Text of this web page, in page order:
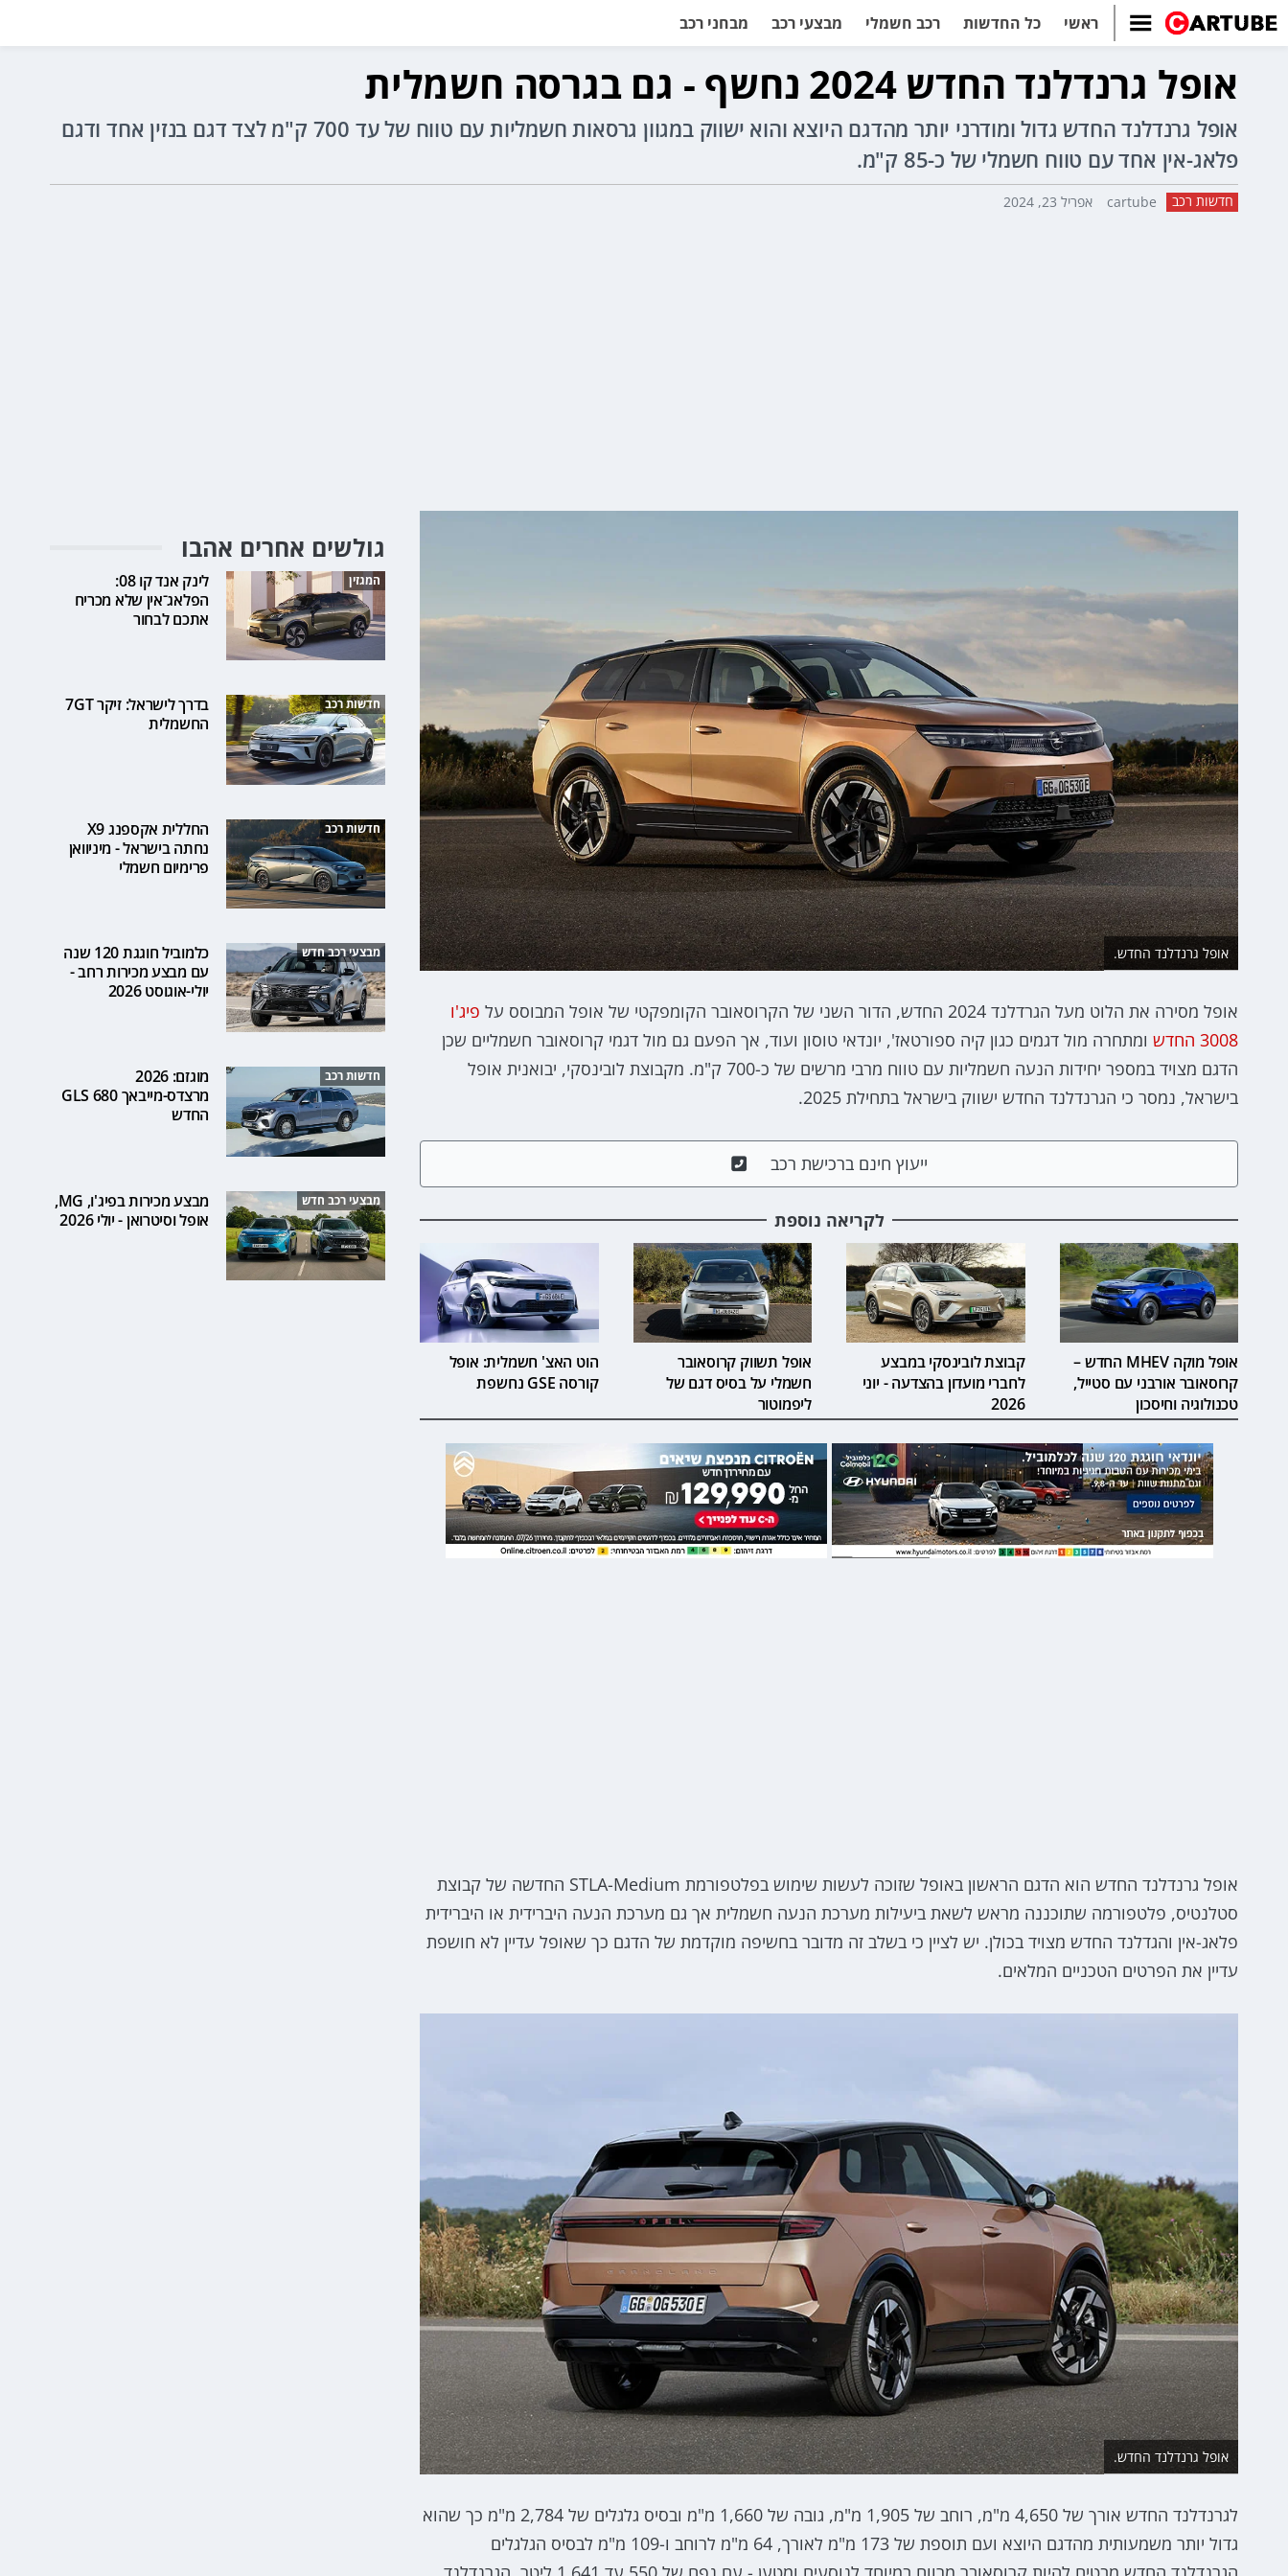
ראשי כל החדשות רכב חשמלי מבצעי רכב מבחני רכב
אופל גרנדלנד החדש 2024 נחשף - גם בגרסה חשמלית
אופל גרנדלנד החדש גדול ומודרני יותר מהדגם היוצא והוא ישווק במגוון גרסאות חשמליות עם טווח של עד 700 ק"מ לצד דגם בנזין אחד ודגם
פלאג-אין אחד עם טווח חשמלי של כ-85 ק"מ.
חדשות רכב cartube אפריל 23, 2024
אופל גרנדלנד החדש.
אופל מסירה את הלוט מעל הגרדלנד 2024 החדש, הדור השני של הקרוסאובר הקומפקטי של אופל המבוסס על
פיג'ו
3008 החדש
ומתחרה מול דגמים כגון קיה ספורטאז', יונדאי טוסון ועוד, אך הפעם גם מול דגמי קרוסאובר חשמליים שכן
הדגם מצויד במספר יחידות הנעה חשמליות עם טווח מרבי מרשים של כ-700 ק"מ. מקבוצת לובינסקי, יבואנית אופל
בישראל, נמסר כי הגרנדלנד החדש ישווק בישראל בתחילת 2025.
ייעוץ חינם ברכישת רכב
לקריאה נוספת
אופל מוקה MHEV החדש –
קרוסאובר אורבני עם סטייל,
טכנולוגיה וחיסכון
קבוצת לובינסקי במבצע
לחברי מועדון בהצדעה - יוני
2026
אופל תשווק קרוסאובר
חשמלי על בסיס דגם של
ליפמוטור
הוט האצ' חשמלית: אופל
קורסה GSE נחשפת
אופל גרנדלנד החדש הוא הדגם הראשון באופל שזוכה לעשות שימוש בפלטפורמת STLA-Medium החדשה של קבוצת
סטלנטיס, פלטפורמה שתוכננה מראש לשאת ביעילות מערכת הנעה חשמלית אך גם מערכת הנעה היברידית או היברידית
פלאג-אין והגדלנד החדש מצויד בכולן. יש לציין כי בשלב זה מדובר בחשיפה מוקדמת של הדגם כך שאופל עדיין לא חושפת
עדיין את הפרטים הטכניים המלאים.
אופל גרנדלנד החדש.
לגרנדלנד החדש אורך של 4,650 מ"מ, רוחב של 1,905 מ"מ, גובה של 1,660 מ"מ ובסיס גלגלים של 2,784 מ"מ כך שהוא
גדול יותר משמעותית מהדגם היוצא ועם תוספת של 173 מ"מ לאורך, 64 מ"מ לרוחב ו-109 מ"מ לבסיס הגלגלים
גולשים אחרים אהבו
המגזין
לינק אנד קו 08:
הפלאג־אין שלא מכריח
אתכם לבחור
חדשות רכב
בדרך לישראל: זיקר 7GT
החשמלית
חדשות רכב
החללית אקספנג X9
נחתה בישראל - מיניוואן
פרימיום חשמלי
מבצעי רכב חדש
כלמוביל חוגגת 120 שנה
עם מבצע מכירות רחב -
יולי-אוגוסט 2026
חדשות רכב
מוגזם: 2026
מרצדס-מייבאך GLS 680
החדש
מבצעי רכב חדש
מבצע מכירות בפיג'ו, MG,
אופל וסיטרואן - יולי 2026